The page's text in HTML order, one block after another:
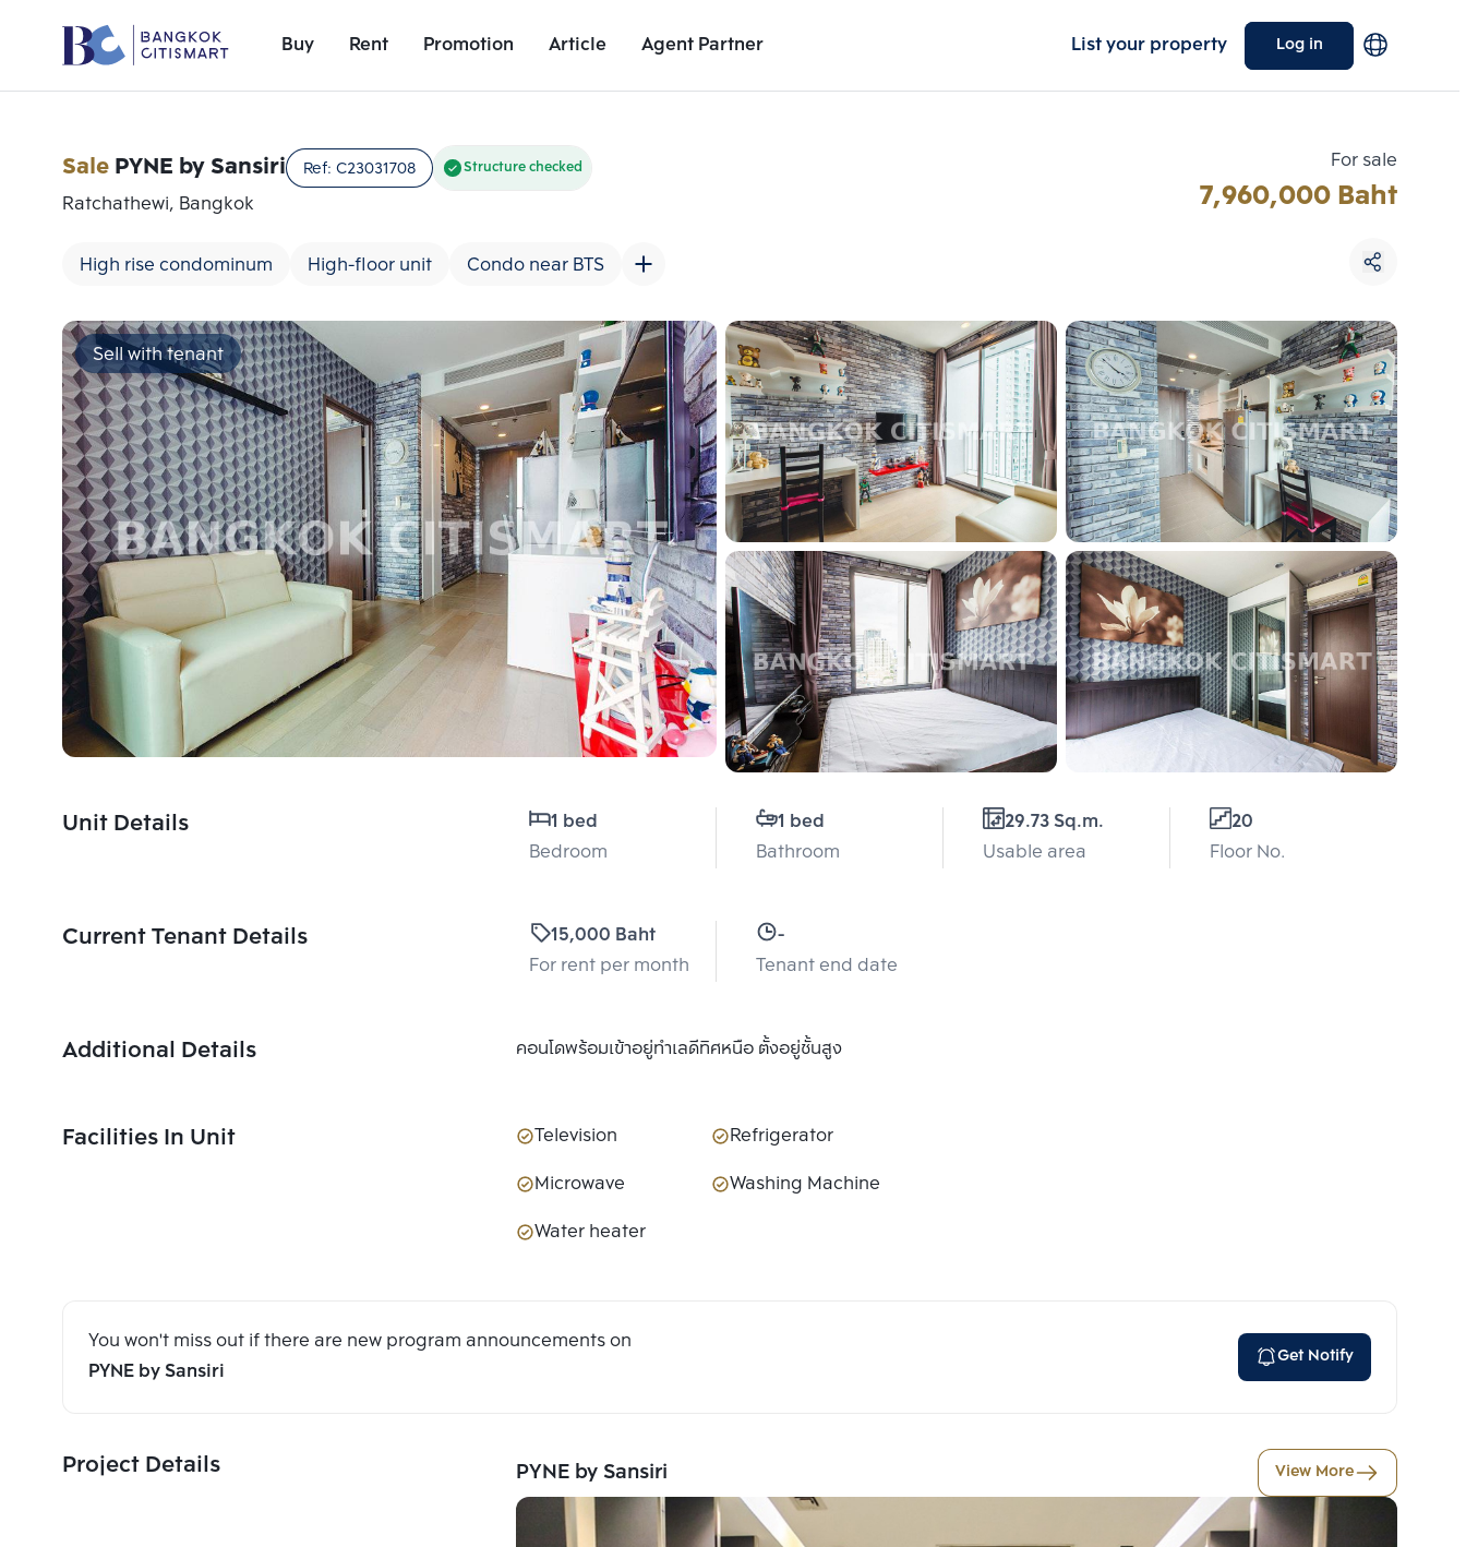
Buy Rent Promotion Article Agent Partner List your property Log in
Unit Details
SalePYNE by Sansiri Ref: C23031708 Structure checked
Ratchathewi, Bangkok
High rise condominum High-floor unit Condo near BTS
For sale
7,960,000 Baht
Sell with tenant
Unit Details
1 bed
Bedroom
1 bed
Bathroom
29.73 Sq.m.
Usable area
20
Floor No.
Current Tenant Details
15,000 Baht
For rent per month
-
Tenant end date
Additional Details คอนโดพร้อมเข้าอยู่ทำเลดีทิศหนือ ตั้งอยู่ชั้นสูง
Facilities In Unit Television
Refrigerator
Microwave
Washing Machine
Water heater
You won't miss out if there are new program announcements on
PYNE by Sansiri
Get Notify
Project Details PYNE by Sansiri View More
Add comparative units
Number 1
Add comparative units
Number 2
Add comparative units
Number 3
Choose comparative unit
Maximum 3 units
Compare
Clear all